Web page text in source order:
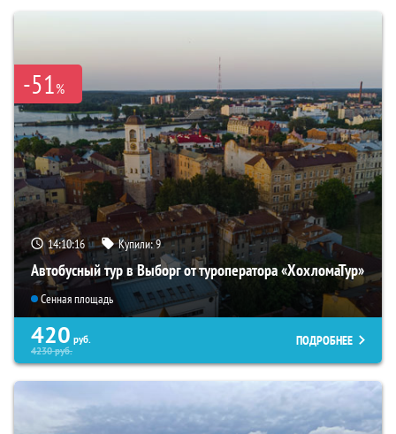
-51%
14:10:14 Купили:9
Автобусный тур в Выборг от туроператора «ХохломаТур»
Сенная площадь
420 руб.
4230руб.
ПОДРОБНЕЕ